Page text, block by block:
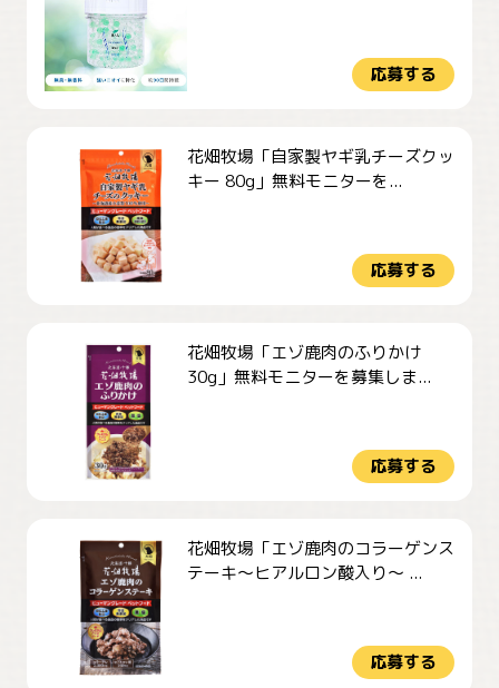
応募する
花畑牧場「自家製ヤギ乳チーズクッ
キー 80g」無料モニターを...
応募する
花畑牧場「エゾ鹿肉のふりかけ
30g」無料モニターを募集しま...
応募する
花畑牧場「エゾ鹿肉のコラーゲンス
テーキ～ヒアルロン酸入り～ ...
応募する